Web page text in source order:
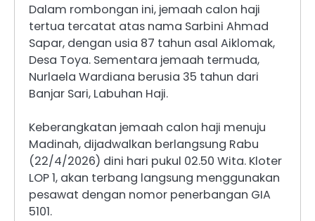
Dalam rombongan ini, jemaah calon haji
tertua tercatat atas nama Sarbini Ahmad
Sapar, dengan usia 87 tahun asal Aiklomak,
Desa Toya. Sementara jemaah termuda,
Nurlaela Wardiana berusia 35 tahun dari
Banjar Sari, Labuhan Haji.
Keberangkatan jemaah calon haji menuju
Madinah, dijadwalkan berlangsung Rabu
(22/4/2026) dini hari pukul 02.50 Wita. Kloter
LOP 1, akan terbang langsung menggunakan
pesawat dengan nomor penerbangan GIA
5101.